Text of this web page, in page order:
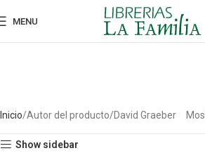
MENU
Inicio Autor del producto David Graeber
Show sidebar